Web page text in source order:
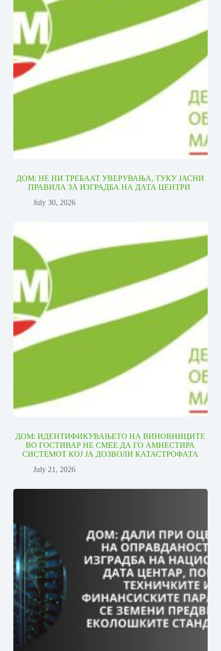
ДОМ: НЕ НИ ТРЕБААТ УВЕРУВАЊА, ТУКУ ЈАСНИ
ПРАВИЛА ЗА ИЗГРАДБА НА ДАТА ЦЕНТРИ
July 30, 2026
ДОМ: ИДЕНТИФИКУВАЊЕТО НА ВИНОВНИЦИТЕ
ВО ГОСТИВАР НЕ СМЕЕ ДА ГО АМНЕСТИРА
СИСТЕМОТ КОЈ ЈА ДОЗВОЛИ КАТАСТРОФАТА
July 21, 2026